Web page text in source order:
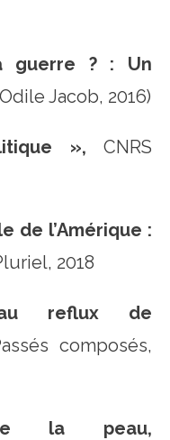
guerre ? : Un
Jacob, 2016)
», CNRS
de l’Amérique :
2018
reflux de
composés,
la peau,